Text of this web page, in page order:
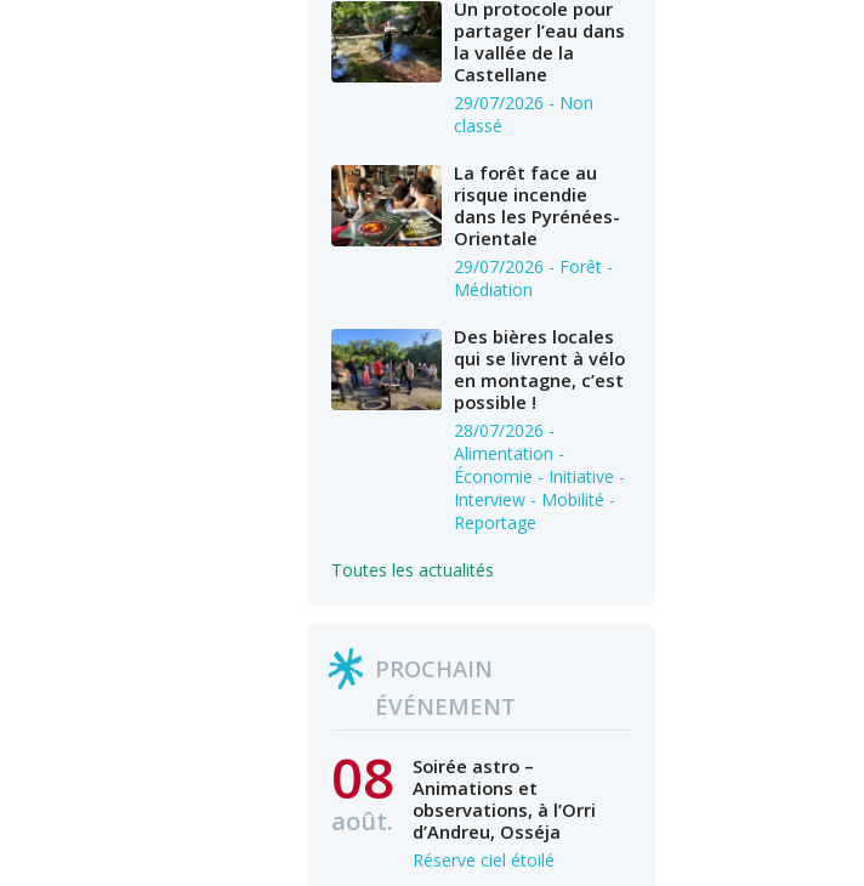
Un protocole pour
partager l’eau dans
la vallée de la
Castellane
29/07/2026 - Non
classé
La forêt face au
risque incendie
dans les Pyrénées-
Orientale
29/07/2026 - Forêt -
Médiation
Des bières locales
qui se livrent à vélo
en montagne, c’est
possible !
28/07/2026 -
Alimentation -
Économie - Initiative -
Interview - Mobilité -
Reportage
Toutes les actualités
PROCHAIN
ÉVÉNEMENT
08
août.
Soirée astro –
Animations et
observations, à l’Orri
d’Andreu, Osséja
Réserve ciel étoilé